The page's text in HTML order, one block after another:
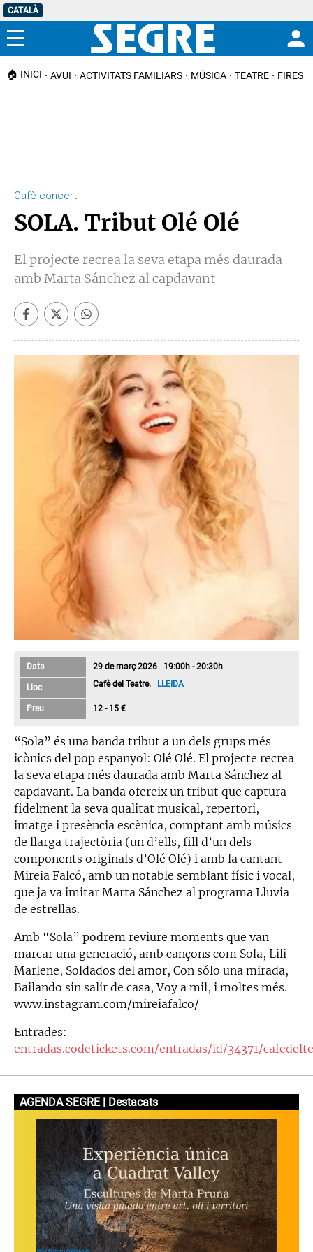
CATALÀ
Menú
🏠 INICI AVUI ACTIVITATS FAMILIARS MÚSICA TEATRE FIRES I
Cafè-concert
SOLA. Tribut Olé Olé
El projecte recrea la seva etapa més daurada
amb Marta Sánchez al capdavant
Data 29 de març 2026 19:00h - 20:30h
Lloc Cafè del Teatre. LLEIDA
Preu 12 - 15 €
“Sola” és una banda tribut a un dels grups més
icònics del pop espanyol: Olé Olé. El projecte recrea
la seva etapa més daurada amb Marta Sánchez al
capdavant. La banda ofereix un tribut que captura
fidelment la seva qualitat musical, repertori,
imatge i presència escènica, comptant amb músics
de llarga trajectòria (un d’ells, fill d’un dels
components originals d’Olé Olé) i amb la cantant
Mireia Falcó, amb un notable semblant físic i vocal,
que ja va imitar Marta Sánchez al programa Lluvia
de estrellas.
Amb “Sola” podrem reviure moments que van
marcar una generació, amb cançons com Sola, Lili
Marlene, Soldados del amor, Con sólo una mirada,
Bailando sin salir de casa, Voy a mil, i moltes més.
www.instagram.com/mireiafalco/
Entrades:
entradas.codetickets.com/entradas/id/34371/
AGENDA SEGRE | Destacats